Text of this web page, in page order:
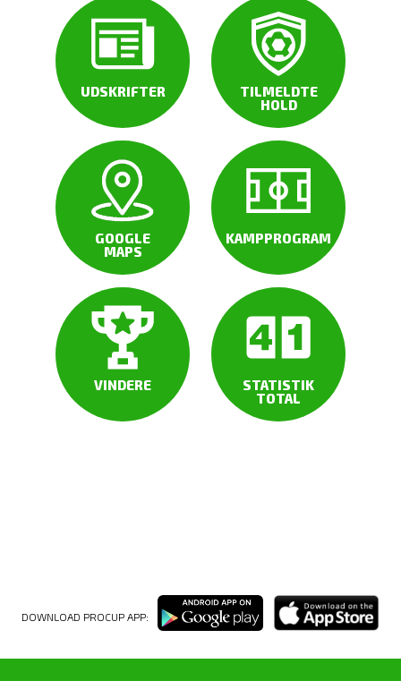
UDSKRIFTER
TILMELDTE
HOLD
GOOGLE
MAPS
KAMPPROGRAM
VINDERE
STATISTIK
TOTAL
DOWNLOAD PROCUP APP: